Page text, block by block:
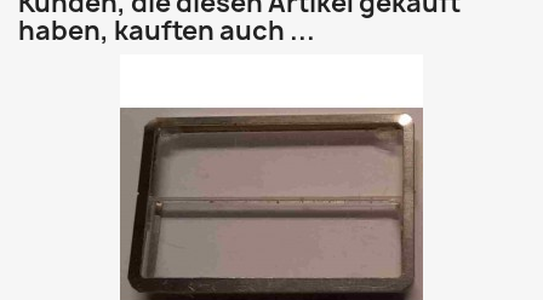
haben, kauften auch ...